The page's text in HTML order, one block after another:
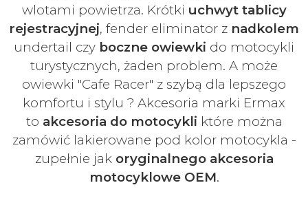
wlotami powietrza. Krótki uchwyt tablicy
rejestracyjnej, fender eliminator z nadkolem
undertail czy boczne owiewki do motocykli
turystycznych, żaden problem. A może
owiewki "Cafe Racer" z szybą dla lepszego
komfortu i stylu ? Akcesoria marki Ermax
to akcesoria do motocykli które można
zamówić lakierowane pod kolor motocykla -
zupełnie jak oryginalnego akcesoria
motocyklowe OEM.